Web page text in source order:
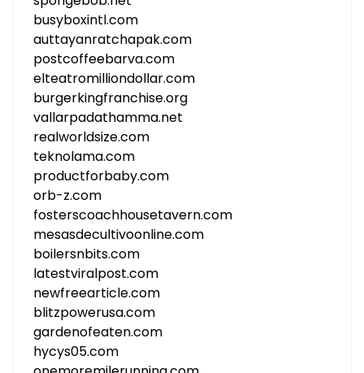
busyboxintl.com
auttayanratchapak.com
postcoffeebarva.com
elteatromilliondollar.com
burgerkingfranchise.org
vallarpadathamma.net
realworldsize.com
teknolama.com
productforbaby.com
orb-z.com
fosterscoachhousetavern.com
mesasdecultivoonline.com
boilersnbits.com
latestviralpost.com
newfreearticle.com
blitzpowerusa.com
gardenofeaten.com
hycys05.com